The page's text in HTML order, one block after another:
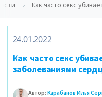
Как часто секс
24.01.2022
Как часто секс
заболеваниями
Автор: Карабанов Илья